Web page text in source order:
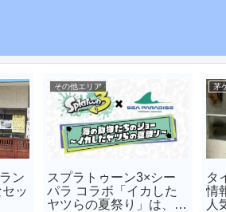
ン
ッ
その他エリア
スプラトゥーン3×シー
パラ コラボ「イカした
ヤツらの夏祭り」は、い
茅
タ
情
人